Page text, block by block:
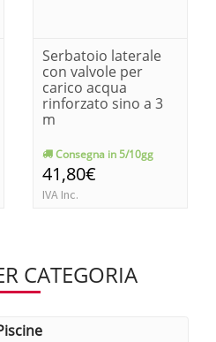
Serbatoio laterale
con valvole per
carico acqua
rinforzato sino a 3
m
Consegna in 5/10gg
41,80€
IVA Inc.
CATEGORIA
piscine